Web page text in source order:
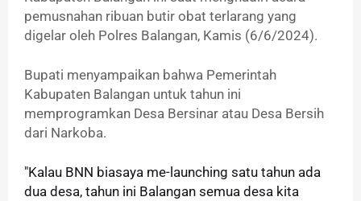
pemusnahan ribuan butir obat terlarang yang
digelar oleh Polres Balangan, Kamis (6/6/2024).
Bupati menyampaikan bahwa Pemerintah
Kabupaten Balangan untuk tahun ini
memprogramkan Desa Bersinar atau Desa Bersih
dari Narkoba.
"Kalau BNN biasaya me-launching satu tahun ada
dua desa, tahun ini Balangan semua desa kita